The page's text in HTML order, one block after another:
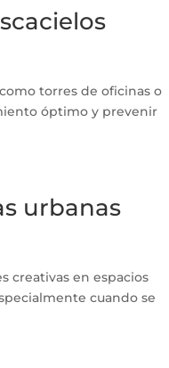
torres de oficinas o
óptimo y prevenir
urbanas
creativas en espacios
cuando se